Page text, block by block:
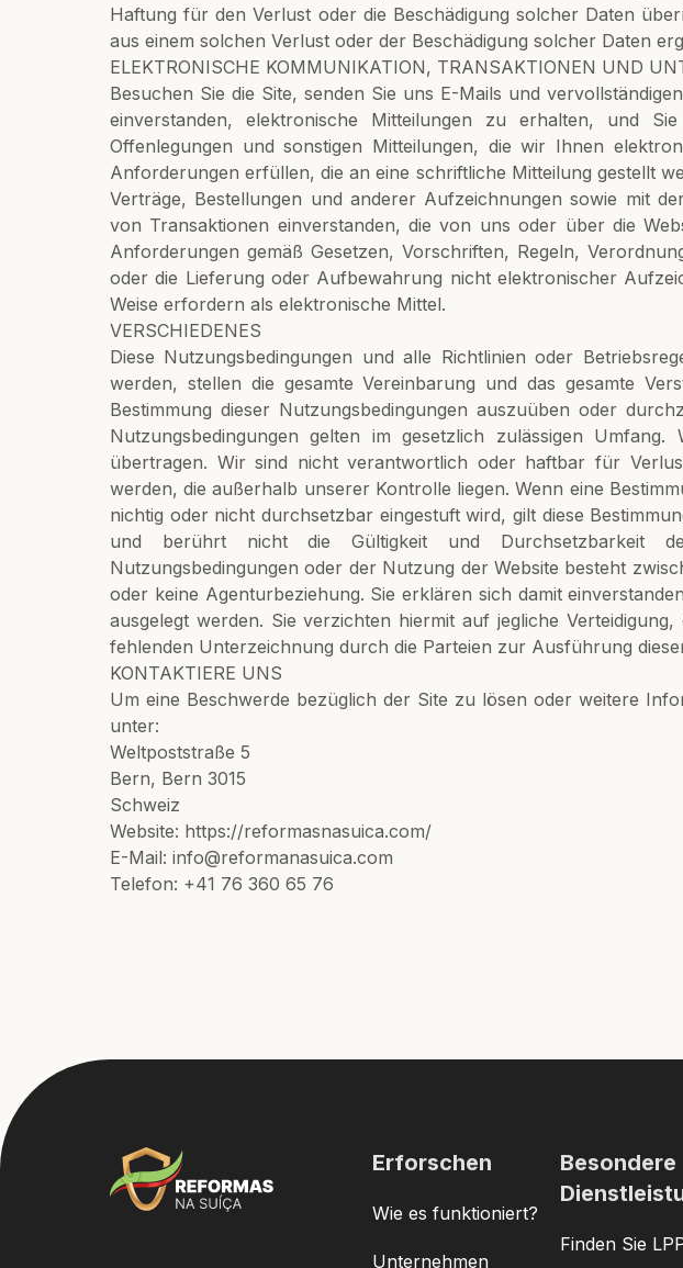
Haftung für den Verlust oder die Beschädigung solcher Daten
aus einem solchen Verlust oder der Beschädigung solcher Daten
ELEKTRONISCHE KOMMUNIKATION, TRANSAKTIONEN UND
Besuchen Sie die Site, senden Sie uns E-Mails und
einverstanden, elektronische Mitteilungen zu erhalten, und
Offenlegungen und sonstigen Mitteilungen, die wir Ihnen
Anforderungen erfüllen, die an eine schriftliche Mitteilung gestellt
Verträge, Bestellungen und anderer Aufzeichnungen sowie mit
von Transaktionen einverstanden, die von uns oder über die
Anforderungen gemäß Gesetzen, Vorschriften, Regeln,
oder die Lieferung oder Aufbewahrung nicht elektronischer
Weise erfordern als elektronische Mittel.
VERSCHIEDENES
Diese Nutzungsbedingungen und alle Richtlinien oder
werden, stellen die gesamte Vereinbarung und das gesamte
Bestimmung dieser Nutzungsbedingungen auszuüben oder
Nutzungsbedingungen gelten im gesetzlich zulässigen
übertragen. Wir sind nicht verantwortlich oder haftbar für
werden, die außerhalb unserer Kontrolle liegen. Wenn eine
nichtig oder nicht durchsetzbar eingestuft wird, gilt diese
und berührt nicht die Gültigkeit und Durchsetzbarkeit der
Nutzungsbedingungen oder der Nutzung der Website besteht
oder keine Agenturbeziehung. Sie erklären sich damit
ausgelegt werden. Sie verzichten hiermit auf jegliche
fehlenden Unterzeichnung durch die Parteien zur Ausführung
KONTAKTIERE UNS
Um eine Beschwerde bezüglich der Site zu lösen oder weitere
unter:
Weltpoststraße 5
Bern, Bern 3015
Schweiz
Website: https://reformasnasuica.com/
E-Mail: info@reformanasuica.com
Telefon: +41 76 360 65 76
Erforschen
Wie es funktioniert?
Unternehmen
Besondere
Finden Sie